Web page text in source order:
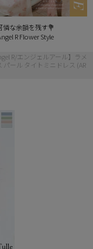
憐な余韻を残す💐
R Flower Style
R/エンジェルアール】ラメ
ール タイトミニドレス (AR